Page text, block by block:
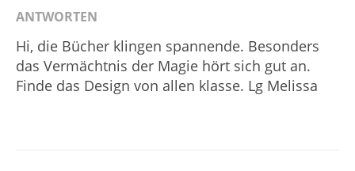
ANTWORTEN
Hi, die Bücher klingen spannende. Besonders
das Vermächtnis der Magie hört sich gut an.
Finde das Design von allen klasse. Lg Melissa